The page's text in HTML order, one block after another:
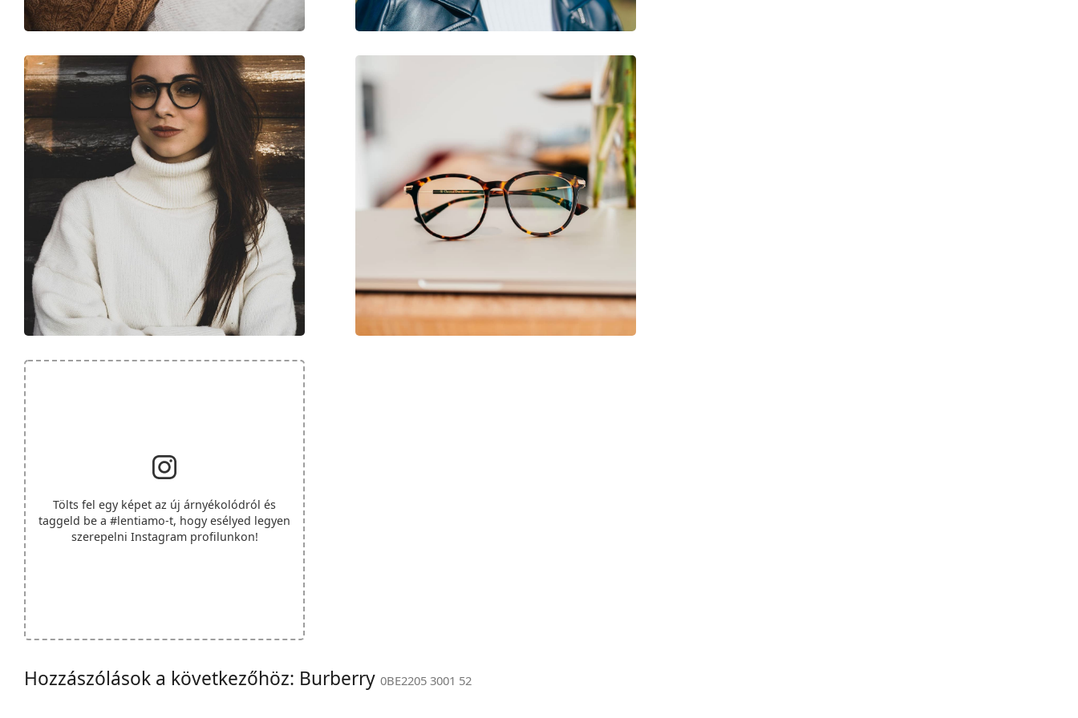
Márka:
Burberry
Kód:
0BE2205 3001 52
Tölts fel egy képet az új árnyékolódról és
taggeld be a #lentiamo-t, hogy esélyed legyen
szerepelni Instagram profilunkon!
Hozzászólások a következőhöz: Burberry 0BE2205 3001 52